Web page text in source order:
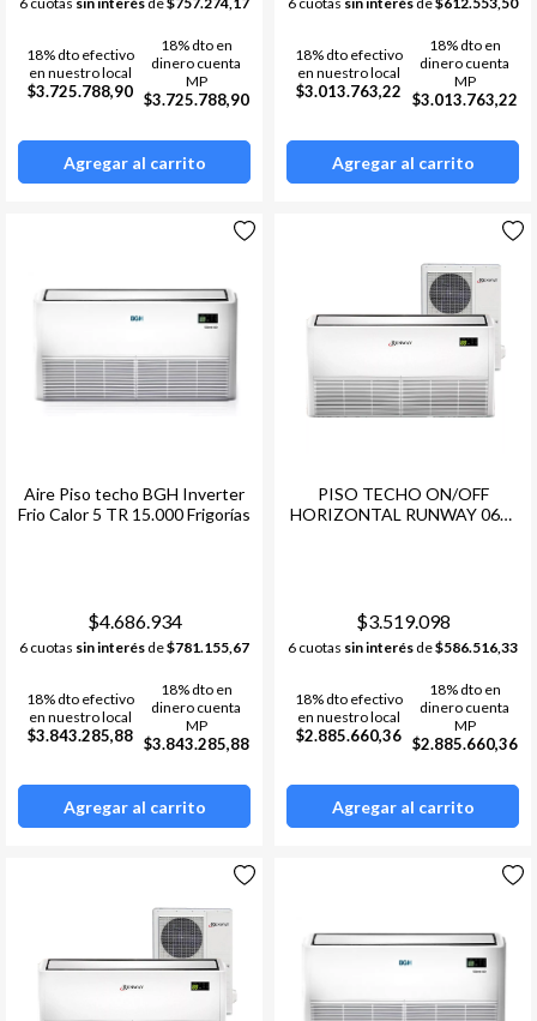
18% dto efectivo
en nuestro local
$3.725.788,90
18% dto en
dinero cuenta
MP
$3.725.788,90
Agregar al carrito
18% dto efectivo
en nuestro local
$3.013.763,22
18% dto en
dinero cuenta
MP
$3.013.763,22
Agregar al carrito
Aire Piso techo BGH Inverter
Frio Calor 5 TR 15.000 Frigorías
$4.686.934
6 cuotas sin interés de$781.155,67
18% dto efectivo
en nuestro local
$3.843.285,88
18% dto en
dinero cuenta
MP
$3.843.285,88
Agregar al carrito
PISO TECHO ON/OFF
HORIZONTAL RUNWAY 060-
$3.519.098
6 cuotas sin interés de$586.516,33
18% dto efectivo
en nuestro local
$2.885.660,36
18% dto en
dinero cuenta
MP
$2.885.660,36
Agregar al carrito